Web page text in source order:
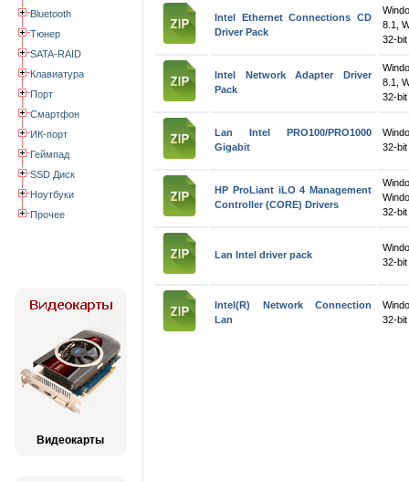
Bluetooth
Тюнер
SATA-RAID
Клавиатура
Порт
Смартфон
ИК-порт
Геймпад
SSD Диск
Ноутбуки
Прочее
Видеокарты
Intel Ethernet Connections CD
Driver Pack
8.1,
32-
Intel Network Adapter Driver
Pack
8.1,
32-
Lan Intel PRO100/PRO1000
Gigabit
32-
HP ProLiant iLO 4 Management
Controller (CORE) Drivers
32-
Lan Intel driver pack
32-
Intel(R) Network Connection
Lan
32-